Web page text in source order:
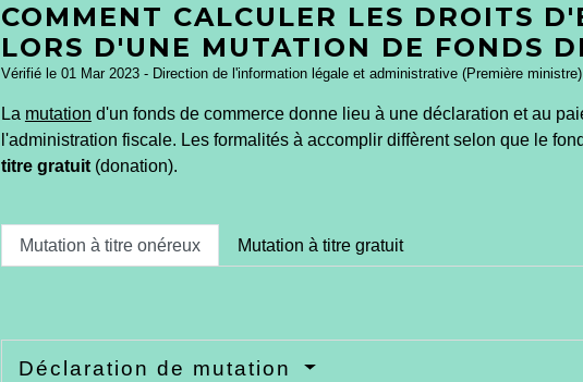
COMMENT CALCULER LES DROITS
LORS D'UNE MUTATION DE FONDS
Vérifié le 01 Mar 2023 - Direction de l'information légale et administrative (Première ministre)
La mutation d'un fonds de commerce donne lieu à une déclaration et au
l'administration fiscale. Les formalités à accomplir diffèrent selon que le
titre gratuit(donation).
Mutation à titre onéreux Mutation à titre gratuit
Déclaration de mutation